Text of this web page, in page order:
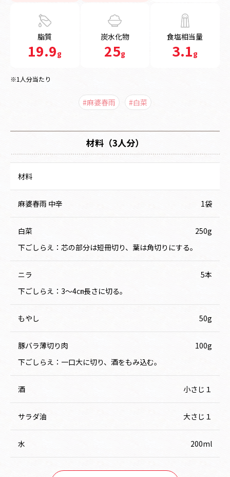
脂質
19.9g
炭水化物
25g
食塩相当量
3.1g
※1人分当たり
#麻婆春雨 #白菜
材料（3人分）
材料
麻婆春雨 中辛 1袋
白菜
250g
下ごしらえ：芯の部分は短冊切り、葉は角切りにする。
ニラ
5本
下ごしらえ：3～4㎝長さに切る。
もやし 50g
豚バラ薄切り肉
100g
下ごしらえ：一口大に切り、酒をもみ込む。
酒 小さじ１
サラダ油 大さじ１
水 200ml